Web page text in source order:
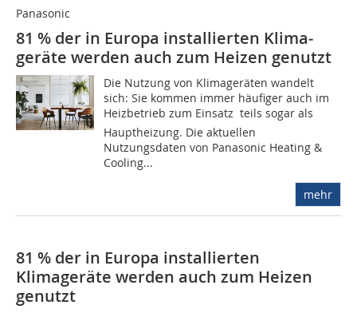
Panasonic
81 % der in Europa installierten Klima­
geräte werden auch zum Heizen genutzt
Die Nutzung von Klimageräten wandelt
sich: Sie kommen immer häufiger auch im
Heizbetrieb zum Einsatz  teils sogar als
Hauptheizung. Die aktuellen
Nutzungsdaten von Panasonic Heating &
Cooling...
mehr
81 % der in Europa installierten
Klimageräte werden auch zum Heizen
genutzt